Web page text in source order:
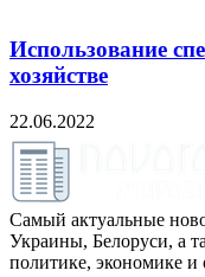
Использование
хозяйстве
22.06.2022
Самый актуальные
Украины, Белоруси, а
политике, экономике и